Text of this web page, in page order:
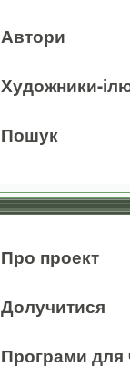
Автори
Художники-
Пошук
Про проект
Долучитися
Програми для